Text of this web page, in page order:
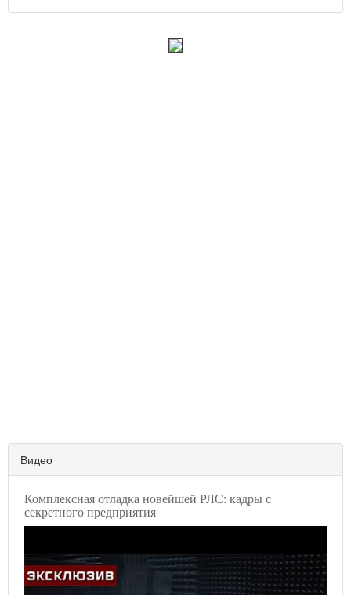
Видео
Комплексная отладка новейшей РЛС: кадры с
секретного предприятия